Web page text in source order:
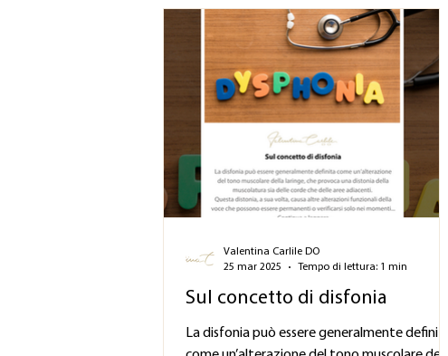
Sul concetto di disfonia
La disfonia può essere generalmente definita
Valentina Carlile DO
25 mar 2025
Tempo di lettura: 1 min